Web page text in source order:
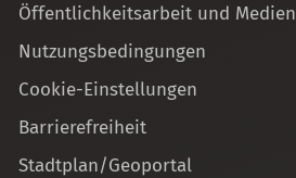
Öffentlichkeitsarbeit und Medien
Nutzungsbedingungen
Cookie-Einstellungen
Barrierefreiheit
Stadtplan/Geoportal